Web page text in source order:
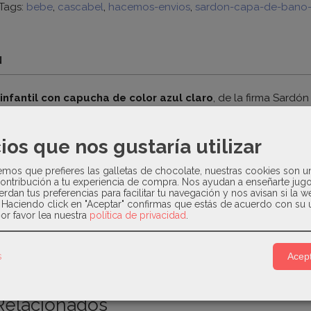
bebe cascabel hacemos-envios sardon-capa-de-
con capucha de color azul claro , de la firma
con ojos
: Ideal para secar rápidamente a bebés y niños pequeños
estilo capa facilita que se pueda poner y quitar de forma
con un ribete con estampado geométrico o de rayas
que nos gustaría utilizar
que prefieres las galletas de chocolate, nuestras cookies son
a tu experiencia de compra. Nos ayudan a enseñarte
tus preferencias para facilitar tu navegación y nos avisan si la
click en "Aceptar" confirmas que estás de acuerdo con su
favor lea nuestra política de privacidad